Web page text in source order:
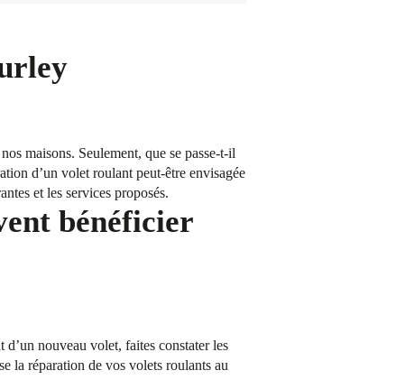
maisons. Seulement, que se passe-t-il
d’un volet roulant peut-être envisagée
et les services proposés.
bénéficier
nouveau volet, faites constater les
la réparation de vos volets roulants au